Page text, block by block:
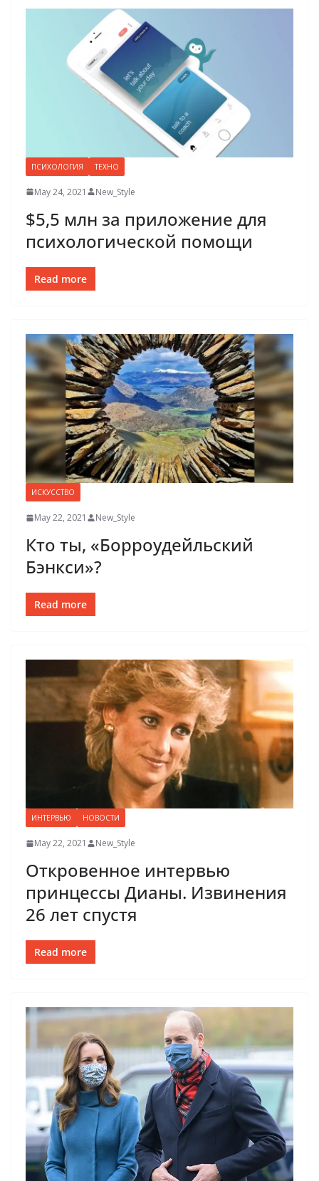
ПСИХОЛОГИЯ ТЕХНО
May 24, 2021 New_Style
$5,5 млн за приложение для
психологической помощи
Read more
ИСКУССТВО
May 22, 2021 New_Style
Кто ты, «Борроудейльский
Бэнкси»?
Read more
ИНТЕРВЬЮ НОВОСТИ
May 22, 2021 New_Style
Откровенное интервью
принцессы Дианы. Извинения
26 лет спустя
Read more